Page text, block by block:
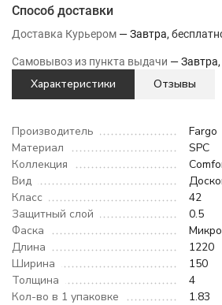
Способ доставки
Доставка Курьером Завтра
Самовывоз из пункта выдачи Завтра
Характеристики Отзывы
Производитель
Fargo
Материал
SPC
Коллекция
Вид
Класс
42
Защитный слой
0.5
Фаска
Микро
Длина
1220
Ширина
150
Толщина
4
Кол-во в 1 упаковке
1.83